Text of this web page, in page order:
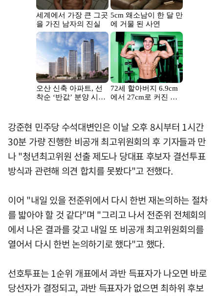
강준현 민주당 수석대변인은 이날 오후 8시부터 1시간
30분 가량 진행한 비공개 최고위원회의 후 기자들과 만
나 "청년최고위원 선출 제도나 당대표 후보자 결선투표
방식과 관련해 의견 합치를 못봤다"고 전했다.
이어 "내일 있을 전준위에서 다시 한번 재논의하는 절차
를 밟아야 할 것 같다"며 "그리고 나서 전준위 전체회의
에서 나온 결과를 갖고 내일 또 비공개 최고위원회의를
열어서 다시 한번 논의하기로 했다"고 했다.
선호투표는 1순위 개표에서 과반 득표자가 나오면 바로
당선자가 결정되고, 과반 득표자가 없으면 최하위 후보